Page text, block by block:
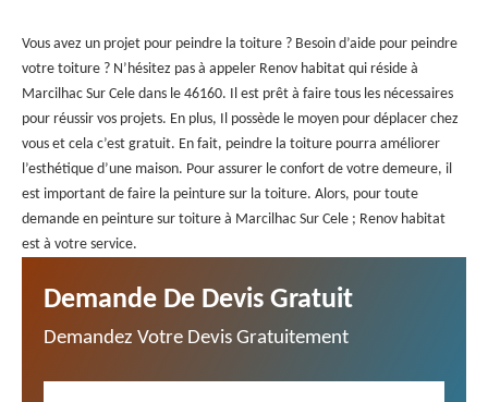
Vous avez un projet pour peindre la toiture ? Besoin d’aide pour peindre
votre toiture ? N’hésitez pas à appeler Renov habitat qui réside à
Marcilhac Sur Cele dans le 46160. Il est prêt à faire tous les nécessaires
pour réussir vos projets. En plus, Il possède le moyen pour déplacer chez
vous et cela c’est gratuit. En fait, peindre la toiture pourra améliorer
l’esthétique d’une maison. Pour assurer le confort de votre demeure, il
est important de faire la peinture sur la toiture. Alors, pour toute
demande en peinture sur toiture à Marcilhac Sur Cele ; Renov habitat
est à votre service.
Demande De Devis Gratuit
Demandez Votre Devis Gratuitement